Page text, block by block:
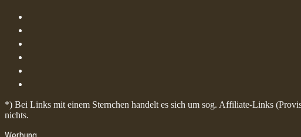
*) Bei Links mit einem Sternchen handelt es sich um sog. Affiliate-Links
nichts.